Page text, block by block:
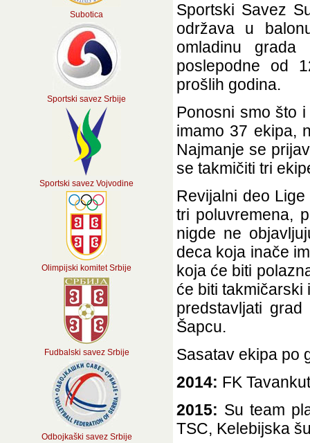
Subotica
Sportski savez Srbije
Sportski savez Vojvodine
Olimpijski komitet Srbije
Fudbalski savez Srbije
Odbojkaški savez Srbije
Sportski Savez
održava u
omladinu grada
poslepodne od
prošlih godina.
Ponosni smo što
imamo 37 ekipa,
Najmanje se
se takmičiti tri
Revijalni deo
tri poluvremena,
nigde ne
deca koja inače
koja će biti
će biti takmičarski
predstavljati
Šapcu.
Sasatav ekipa po
2014: FK
2015: Su team
TSC, Kelebijska